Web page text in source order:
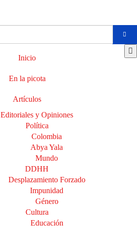
Inicio
En la picota
Artículos
Editoriales y Opiniones
Política
Colombia
Abya Yala
Mundo
DDHH
Desplazamiento Forzado
Impunidad
Género
Cultura
Educación